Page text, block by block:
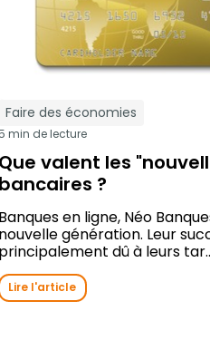
Faire des économies
min de lecture
Que valent les
bancaires ?
Banques en ligne, Néo
nouvelle génération. Leur
principalement dû à leurs
Lire l'article